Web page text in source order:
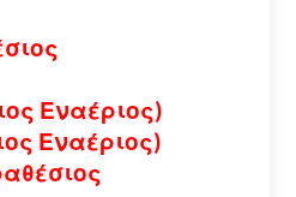
Εναέριος)
Εναέριος)